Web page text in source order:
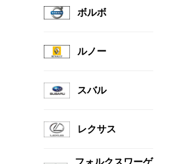
ボルボ
ルノー
スバル
レクサス